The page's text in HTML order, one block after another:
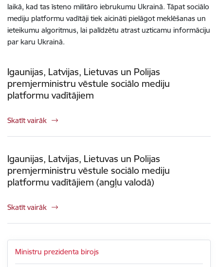
laikā, kad tas īsteno militāro iebrukumu Ukrainā. Tāpat sociālo
mediju platformu vadītāji tiek aicināti pielāgot meklēšanas un
ieteikumu algoritmus, lai palīdzētu atrast uzticamu informāciju
par karu Ukrainā.
Igaunijas, Latvijas, Lietuvas un Polijas
premjerministru vēstule sociālo mediju
platformu vadītājiem
Skatīt vairāk
Igaunijas, Latvijas, Lietuvas un Polijas
premjerministru vēstule sociālo mediju
platformu vadītājiem (angļu valodā)
Skatīt vairāk
Ministru prezidenta birojs